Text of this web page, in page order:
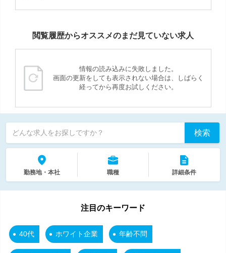
閲覧履歴からオススメのまだ見ていない求人
情報の読み込みに失敗しました。
画面の更新をしても表示されない場合は、しばらく
経ってから再度お試しください。
どんな求人をお探しですか？ 検索
勤務地・本社 職種 詳細条件
注目のキーワード
40代 ホワイト企業 年齢不問